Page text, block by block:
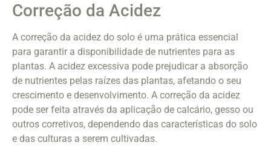
Correção da Acidez
A correção da acidez do solo é uma prática essencial
para garantir a disponibilidade de nutrientes para as
plantas. A acidez excessiva pode prejudicar a absorção
de nutrientes pelas raízes das plantas, afetando o seu
crescimento e desenvolvimento. A correção da acidez
pode ser feita através da aplicação de calcário, gesso ou
outros corretivos, dependendo das características do solo
e das culturas a serem cultivadas.